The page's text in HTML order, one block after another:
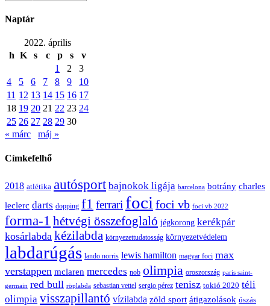
Naptár
2022. április
h K s c p s
v
1
2
3
4
5 6 7 8 9
10
11 12 13 14 15 16 17
18 19 20 21 22 23 24
25 26 27 28 29 30
« márc
máj »
Címkefelhő
2018 atlétika autósport bajnokok ligája barcelona botrány charles
leclerc darts dopping f1 ferrari foci foci vb foci vb 2022
forma-1 hétvégi összefoglaló jégkorong kerékpár
kosárlabda kézilabda környezettudatosság környezetvédelem
labdarúgás lando norris lewis hamilton magyar foci max
verstappen mclaren mercedes nob olimpia oroszország paris saint-
germain red bull röplabda sebastian vettel sergio pérez tenisz tokió 2020 téli
olimpia visszapillantó vízilabda zöld sport átigazolások úszás